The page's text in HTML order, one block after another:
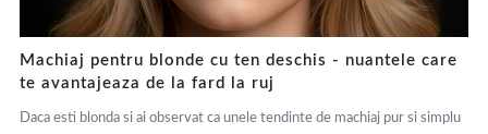
Machiaj pentru blonde cu ten deschis - nuantele care
te avantajeaza de la fard la ruj
Daca esti blonda si ai observat ca unele tendinte de machiaj pur si simplu